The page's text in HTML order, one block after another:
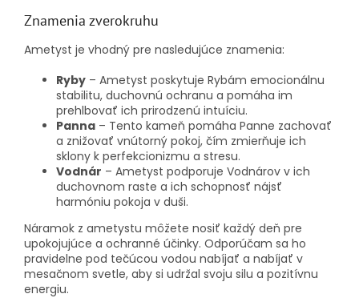
Znamenia zverokruhu
Ametyst je vhodný pre nasledujúce znamenia:
Ryby – Ametyst poskytuje Rybám emocionálnu
stabilitu, duchovnú ochranu a pomáha im
prehlbovať ich prirodzenú intuíciu.
Panna – Tento kameň pomáha Panne zachovať
a znižovať vnútorný pokoj, čím zmierňuje ich
sklony k perfekcionizmu a stresu.
Vodnár – Ametyst podporuje Vodnárov v ich
duchovnom raste a ich schopnosť nájsť
harmóniu pokoja v duši.
Náramok z ametystu môžete nosiť každý deň pre
upokojujúce a ochranné účinky. Odporúčam sa ho
pravidelne pod tečúcou vodou nabíjať a nabíjať v
mesačnom svetle, aby si udržal svoju silu a pozitívnu
energiu.